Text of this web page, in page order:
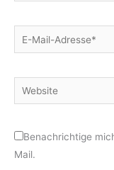
E-
Mail-
Website
Benachrichtige
Mail.